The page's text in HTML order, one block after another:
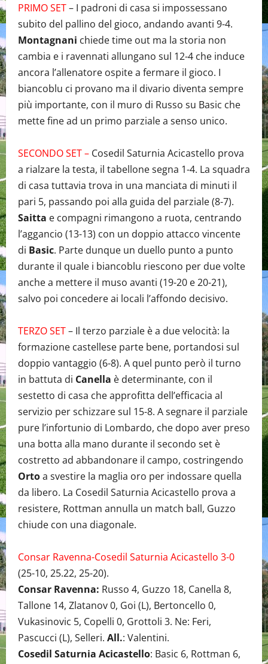
PRIMO SET– I padroni di casa si impossessano
subito del pallino del gioco, andando avanti 9-4.
Montagnani chiede time out ma la storia non
cambia e i ravennati allungano sul 12-4 che induce
ancora l’allenatore ospite a fermare il gioco. I
biancoblu ci provano ma il divario diventa sempre
più importante, con il muro di Russo su Basic che
mette fine ad un primo parziale a senso unico.
SECONDO SET – Cosedil Saturnia Acicastello prova
a rialzare la testa, il tabellone segna 1-4. La squadra
di casa tuttavia trova in una manciata di minuti il
pari 5, passando poi alla guida del parziale (8-7).
Saitta e compagni rimangono a ruota, centrando
l’aggancio (13-13) con un doppio attacco vincente
di Basic. Parte dunque un duello punto a punto
durante il quale i biancoblu riescono per due volte
anche a mettere il muso avanti (19-20 e 20-21),
salvo poi concedere ai locali l’affondo decisivo.
TERZO SET– Il terzo parziale è a due velocità: la
formazione castellese parte bene, portandosi sul
doppio vantaggio (6-8). A quel punto però il turno
in battuta di Canella è determinante, con il
sestetto di casa che approfitta dell’efficacia al
servizio per schizzare sul 15-8. A segnare il parziale
pure l’infortunio di Lombardo, che dopo aver preso
una botta alla mano durante il secondo set è
costretto ad abbandonare il campo, costringendo
Ortoa svestire la maglia oro per indossare quella
da libero. La Cosedil Saturnia Acicastello prova a
resistere, Rottman annulla un match ball, Guzzo
chiude con una diagonale.
Consar Ravenna-Cosedil Saturnia Acicastello 3-0
(25-10, 25.22, 25-20).
Consar Ravenna: Russo 4, Guzzo 18, Canella 8,
Tallone 14, Zlatanov 0, Goi (L), Bertoncello 0,
Vukasinovic 5, Copelli 0, Grottoli 3. Ne: Feri,
Pascucci (L), Selleri. All.: Valentini.
Cosedil Saturnia Acicastello: Basic 6, Rottman 6,